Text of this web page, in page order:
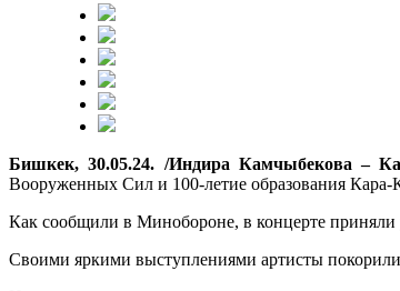
Бишкек, 30.05.24. /Индира Камчыбекова –
Вооруженных Сил и 100-летие образования Кара-
Как сообщили в Минобороне, в концерте
Своими яркими выступлениями артисты